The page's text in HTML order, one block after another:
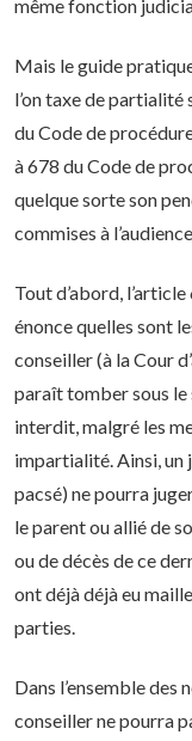
même fonction
Mais le guide
l’on taxe de
du Code de
à 678 du Code de
quelque sorte son
commises à
Tout d’abord,
énonce quelles sont
conseiller (à la Cour
paraît tomber sous
interdit, malgré les
impartialité. Ainsi, un
pacsé) ne pourra
le parent ou allié de
ou de décès de ce
ont déjà déjà eu
parties.
Dans l’ensemble des
conseiller ne pourra